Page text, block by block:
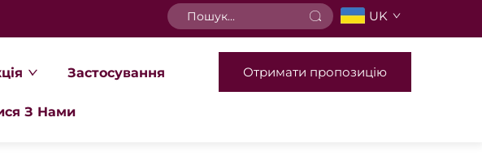
UK
Застосування
З Нами
Отримати пропозицію